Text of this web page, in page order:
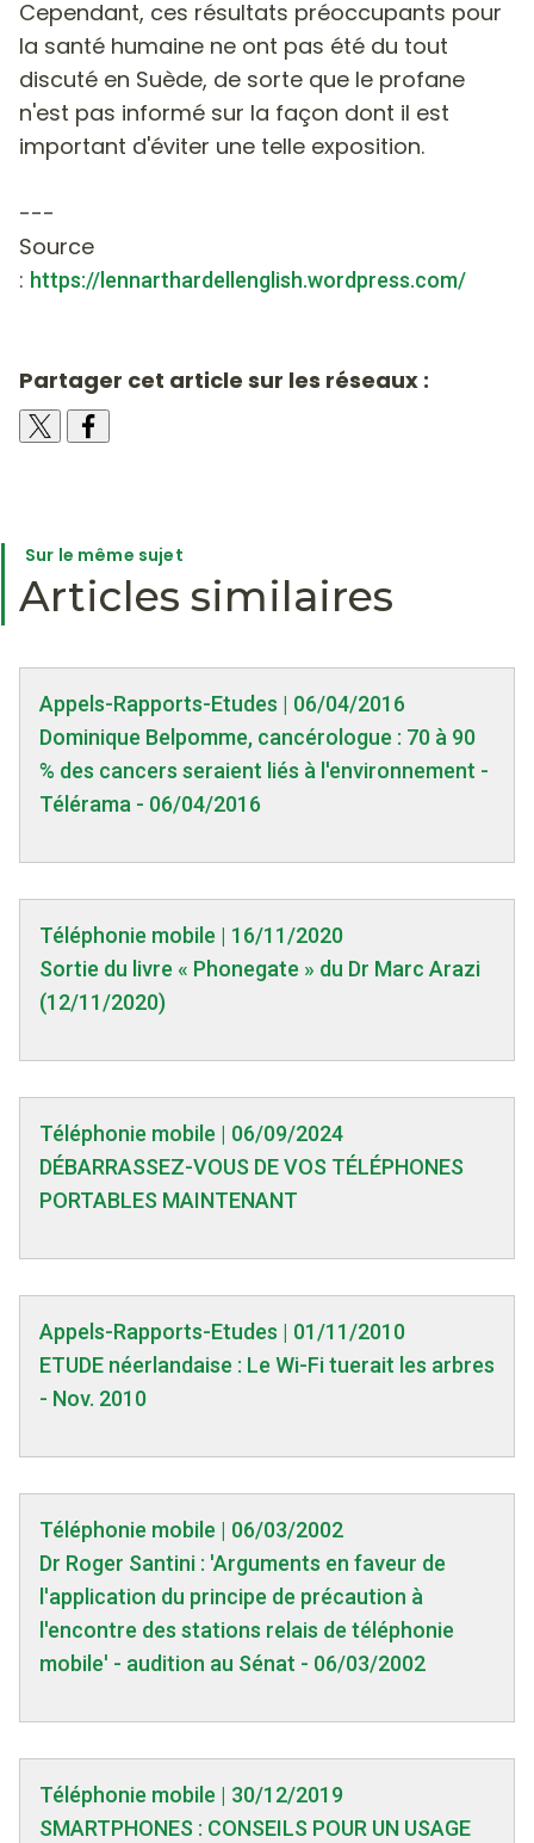
Cependant, ces résultats préoccupants pour
la santé humaine ne ont pas été du tout
discuté en Suède, de sorte que le profane
n'est pas informé sur la façon dont il est
important d'éviter une telle exposition.
---
Source
: https://lennarthardellenglish.wordpress.com/
Partager cet article sur les réseaux :
Sur le même sujet
Articles similaires
Appels-Rapports-Etudes | 06/04/2016
Dominique Belpomme, cancérologue : 70 à 90
% des cancers seraient liés à l'environnement -
Télérama - 06/04/2016
Téléphonie mobile | 16/11/2020
Sortie du livre « Phonegate » du Dr Marc Arazi
(12/11/2020)
Téléphonie mobile | 06/09/2024
DÉBARRASSEZ-VOUS DE VOS TÉLÉPHONES
PORTABLES MAINTENANT
Appels-Rapports-Etudes | 01/11/2010
ETUDE néerlandaise : Le Wi-Fi tuerait les arbres
- Nov. 2010
Téléphonie mobile | 06/03/2002
Dr Roger Santini : 'Arguments en faveur de
l'application du principe de précaution à
l'encontre des stations relais de téléphonie
mobile' - audition au Sénat - 06/03/2002
Téléphonie mobile | 30/12/2019
SMARTPHONES : CONSEILS POUR UN USAGE